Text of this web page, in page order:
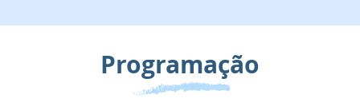
Programação